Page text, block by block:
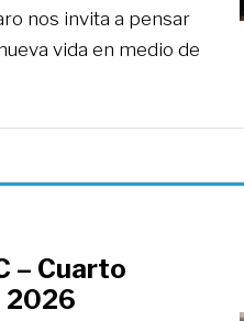
nos invita a pensar
vida en medio de
– Cuarto
2026